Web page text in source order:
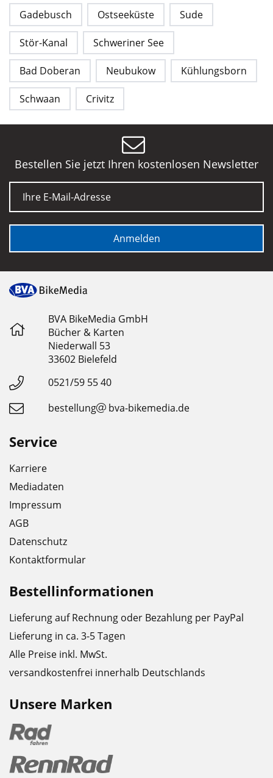
Gadebusch Ostseeküste Sude
Stör-Kanal Schweriner See
Bad Doberan Neubukow Kühlungsborn
Schwaan Crivitz
Bestellen Sie jetzt Ihren kostenlosen Newsletter
E-Mail
Anmelden
BVA BikeMedia GmbH
Bücher & Karten
Niederwall 53
33602 Bielefeld
0521/59 55 40
bestellung
bva-bikemedia.de
Service
Karriere
Mediadaten
Impressum
AGB
Datenschutz
Kontaktformular
Bestellinformationen
Lieferung auf Rechnung oder Bezahlung per PayPal
Lieferung in ca. 3-5 Tagen
Alle Preise inkl. MwSt.
versandkostenfrei innerhalb Deutschlands
Unsere Marken